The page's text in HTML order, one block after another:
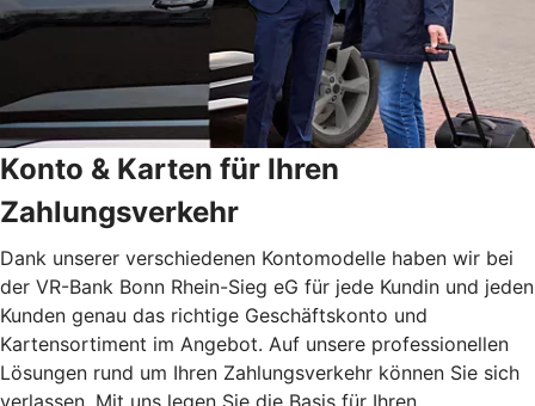
Konto & Karten für Ihren
Zahlungsverkehr
Dank unserer verschiedenen Kontomodelle haben wir bei
der VR-Bank Bonn Rhein-Sieg eG für jede Kundin und jeden
Kunden genau das richtige Geschäftskonto und
Kartensortiment im Angebot. Auf unsere professionellen
Lösungen rund um Ihren Zahlungsverkehr können Sie sich